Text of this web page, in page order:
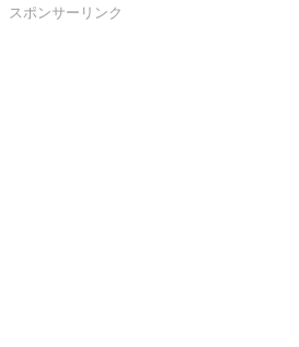
スポンサーリンク